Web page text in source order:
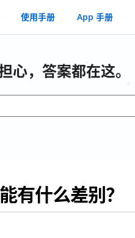
使用手册 App 手册
心，答案都在这。
有什么差别？